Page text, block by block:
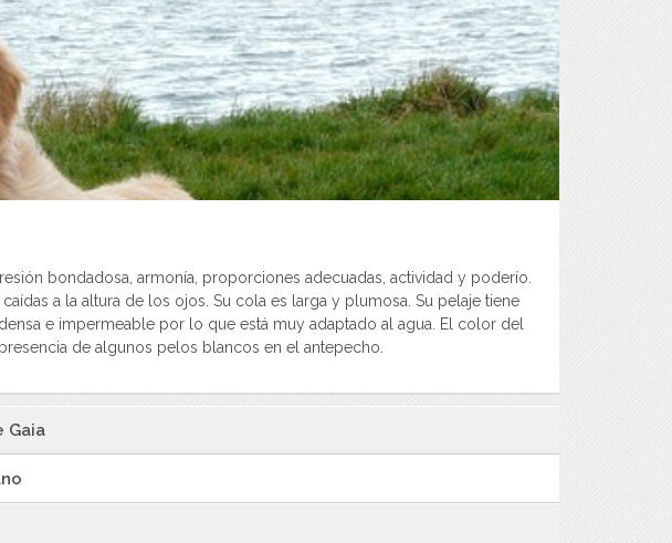
bondadosa, armonía, proporciones adecuadas, actividad y poderío.
a la altura de los ojos. Su cola es larga y plumosa. Su pelaje tiene
e impermeable por lo que está muy adaptado al agua. El color del
de algunos pelos blancos en el antepecho.
Gaia